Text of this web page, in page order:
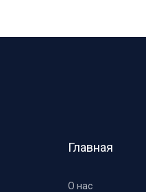
Главная
О нас